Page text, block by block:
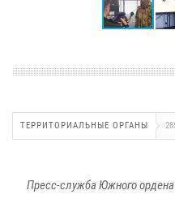
ТЕРРИТОРИАЛЬНЫЕ ОРГАНЫ
Пресс-служба Южного